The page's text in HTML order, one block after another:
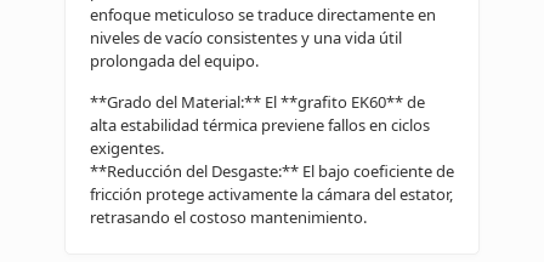
enfoque meticuloso se traduce directamente en
niveles de vacío consistentes y una vida útil
prolongada del equipo.
**Grado del Material:** El **grafito EK60** de
alta estabilidad térmica previene fallos en ciclos
exigentes.
**Reducción del Desgaste:** El bajo coeficiente de
fricción protege activamente la cámara del estator,
retrasando el costoso mantenimiento.